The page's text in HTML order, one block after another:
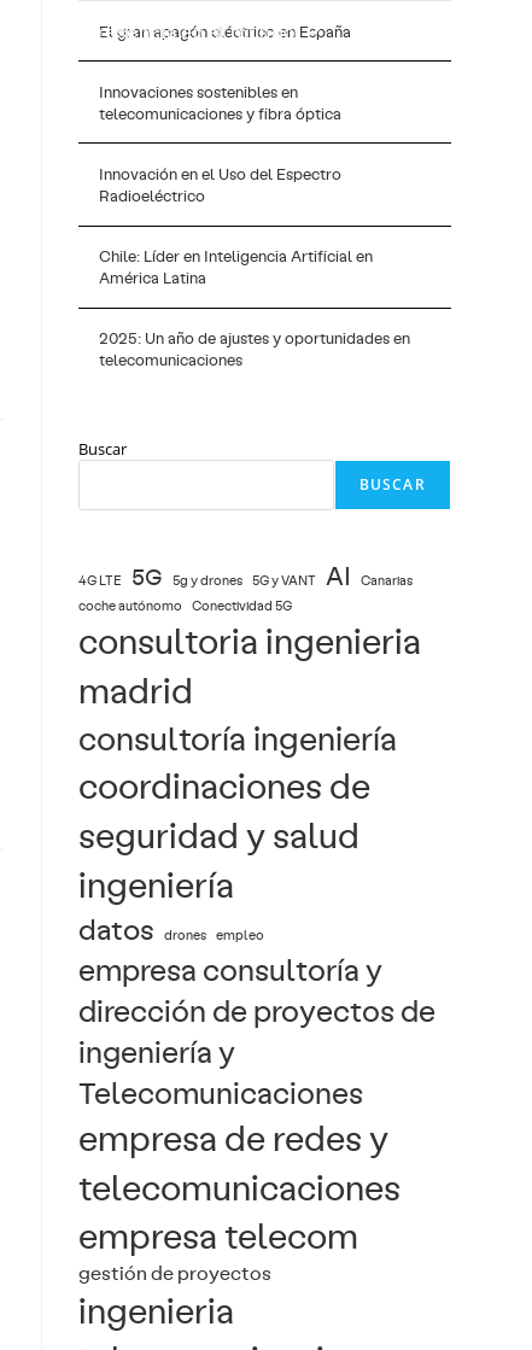
Presencia en el mundo
El gran apagón eléctrico en España
Innovaciones sostenibles en
telecomunicaciones y fibra óptica
Innovación en el Uso del Espectro
Radioeléctrico
Chile: Líder en Inteligencia Artificial en
América Latina
2025: Un año de ajustes y oportunidades en
telecomunicaciones
Buscar
BUSCAR
4G LTE 5G 5g y drones 5G y VANT AI
Canarias
coche autónomo
Conectividad 5G
consultoria ingenieria
madrid
consultoría ingeniería
coordinaciones de
seguridad y salud
ingeniería
datos drones empleo
empresa consultoría y
dirección de proyectos de
ingeniería y
Telecomunicaciones
empresa de redes y
telecomunicaciones
empresa telecom
gestión de proyectos
ingenieria